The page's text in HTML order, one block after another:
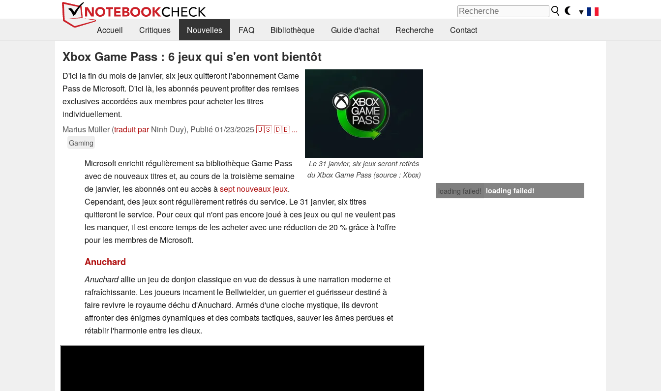
▼
Accueil
Critiques Nouvelles FAQ Bibliothèque Guide d'achat Recherche Contact
Xbox Game Pass : 6 jeux qui s'en vont bientôt
Le 31 janvier, six jeux seront retirés
du Xbox Game Pass (source : Xbox)
D'ici la fin du mois de janvier, six jeux quitteront l'abonnement Game
Pass de Microsoft. D'ici là, les abonnés peuvent profiter des remises
exclusives accordées aux membres pour acheter les titres
individuellement.
Marius Müller (traduit parNinh Duy), Publié01/23/2025🇺🇸🇩🇪 ...
Gaming
loading failed! loading failed!
Microsoft enrichit régulièrement sa bibliothèque Game Pass
avec de nouveaux titres et, au cours de la troisième semaine
de janvier, les abonnés ont eu accès àsept nouveaux jeux.
Cependant, des jeux sont régulièrement retirés du service. Le 31 janvier, six titres
quitteront le service. Pour ceux qui n'ont pas encore joué à ces jeux ou qui ne veulent pas
les manquer, il est encore temps de les acheter avec une réduction de 20 % grâce à l'offre
pour les membres de Microsoft.
Anuchard
Anuchardallie un jeu de donjon classique en vue de dessus à une narration moderne et
rafraîchissante. Les joueurs incarnent le Bellwielder, un guerrier et guérisseur destiné à
faire revivre le royaume déchu d'Anuchard. Armés d'une cloche mystique, ils devront
affronter des énigmes dynamiques et des combats tactiques, sauver les âmes perdues et
rétablir l'harmonie entre les dieux.